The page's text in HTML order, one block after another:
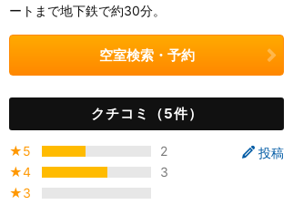
ートまで地下鉄で約30分。
空室検索・予約
クチコミ（5件）
投稿
★5
2
★4
3
★3